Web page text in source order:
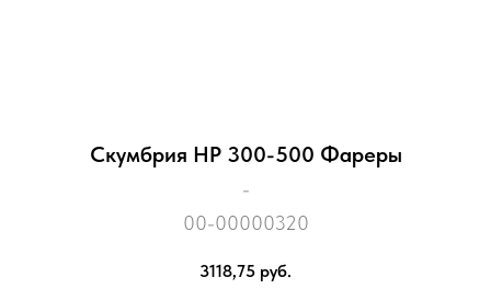
Скумбрия НР 300-500 Фареры
-
00-00000320
3118,75 руб.